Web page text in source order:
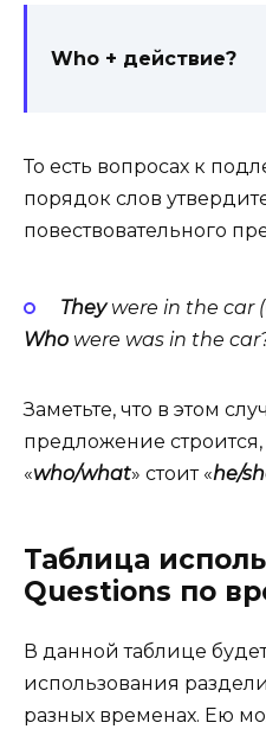
Who + действие?
То есть вопросах к
порядок слов
повествовательного
Theywere in the car (
Who were was in the
Заметьте, что в этом
предложение строится,
«who/what» стоит «he/
Таблица
Questions по
В данной таблице
использования
разных временах. Ею